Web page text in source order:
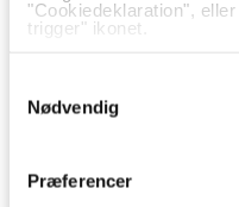
"Cookiedeklaration",
trigger" ikonet.
Indsamle
der kan være
Identificere din
Nødvendig
Præferencer
hilsen
Sussi :